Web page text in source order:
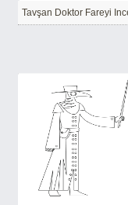
Tavşan Doktor Fareyi